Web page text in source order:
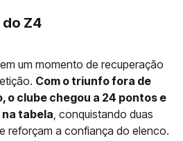
Z4
um momento de recuperação
Com o triunfo fora de
o clube chegou a 24 pontos e
tabela , conquistando duas
reforçam a confiança do elenco.